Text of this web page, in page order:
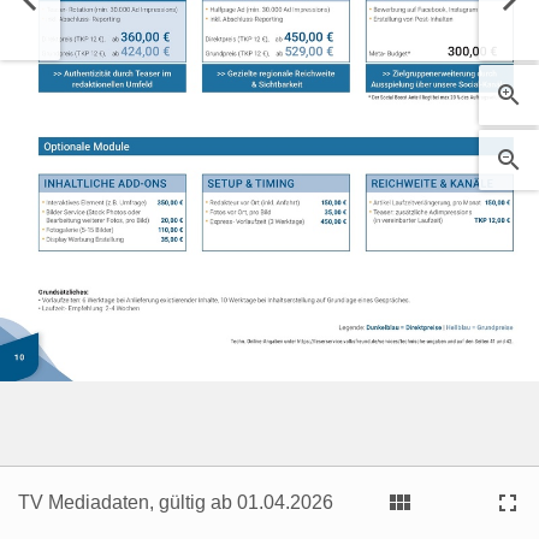


TV Mediadaten, gültig ab 01.04.2026  